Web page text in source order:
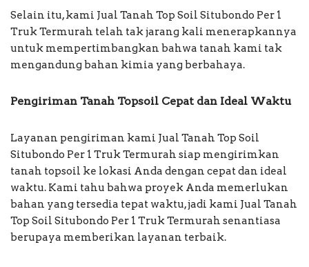
Selain itu, kami Jual Tanah Top Soil Situbondo Per 1
Truk Termurah telah tak jarang kali menerapkannya
untuk mempertimbangkan bahwa tanah kami tak
mengandung bahan kimia yang berbahaya.
Pengiriman Tanah Topsoil Cepat dan Ideal Waktu
Layanan pengiriman kami Jual Tanah Top Soil
Situbondo Per 1 Truk Termurah siap mengirimkan
tanah topsoil ke lokasi Anda dengan cepat dan ideal
waktu. Kami tahu bahwa proyek Anda memerlukan
bahan yang tersedia tepat waktu, jadi kami Jual Tanah
Top Soil Situbondo Per 1 Truk Termurah senantiasa
berupaya memberikan layanan terbaik.